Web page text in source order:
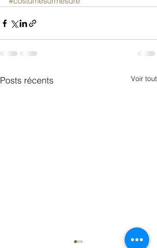
Posts récents Voir tout